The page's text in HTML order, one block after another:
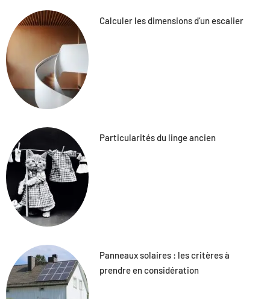
Calculer les dimensions d’un escalier
Particularités du linge ancien
Panneaux solaires : les critères à
prendre en considération